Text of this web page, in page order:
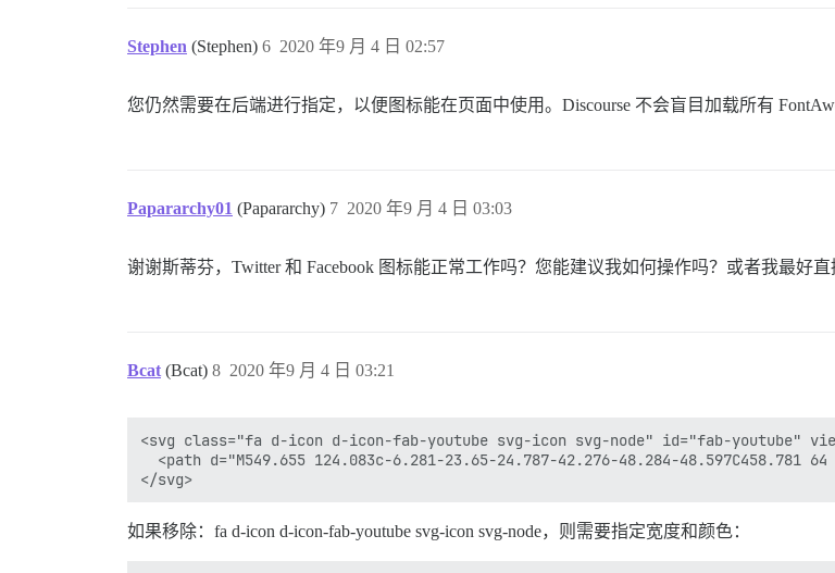
Stephen (Stephen) 2020 年9 月 4 日 02:57
6
您仍然需要在后端进行指定，以便图标能在页面中使用。Discourse 不会盲目加载所有
Papararchy01 (Papararchy) 2020 年9 月 4 日 03:03
7
谢谢斯蒂芬，Twitter 和 Facebook 图标能正常工作吗？您能建议我如何操作吗？或者我最好
Bcat (Bcat) 2020 年9 月 4 日 03:21
8
<svg class="fa d-icon d-icon-fab-youtube svg-icon svg-node" id="fab-youtube"
<path d="M549.655 124.083c-6.281-23.65-24.787-42.276-48.284-48.597C458.781
如果移除：fa d-icon d-icon-fab-youtube svg-icon svg-node，则需要指定宽度和颜色：